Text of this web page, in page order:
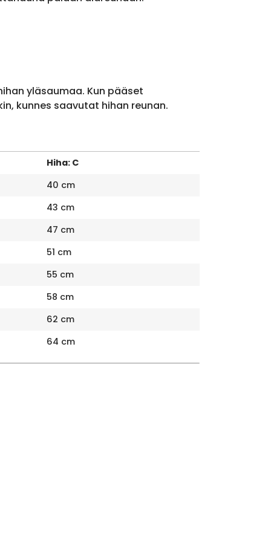
yläsaumaa. Kun pääset
kunnes saavutat hihan reunan.
Hiha: C
40 cm
43 cm
47 cm
51 cm
55 cm
58 cm
62 cm
64 cm